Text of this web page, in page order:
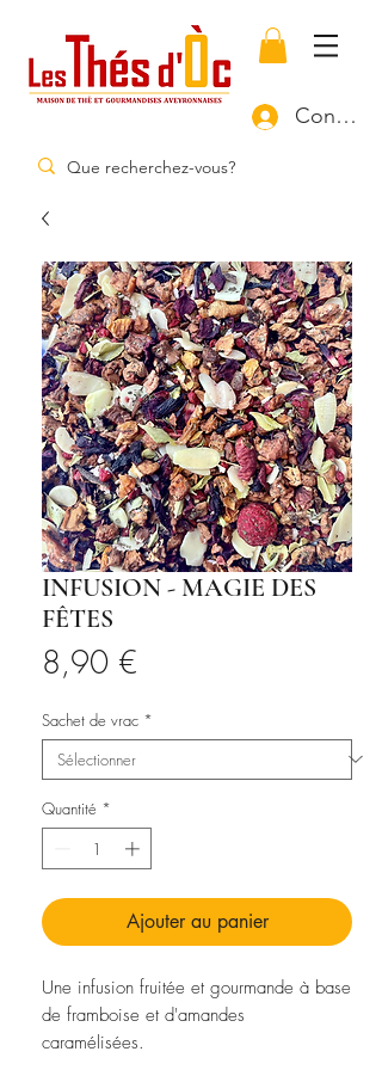
INFUSION - MAGIE DES
FÊTES
8,90 €
Sachet de vrac *
Quantité *
Ajouter au panier
Une infusion fruitée et gourmande à base
de framboise et d'amandes
caramélisées.